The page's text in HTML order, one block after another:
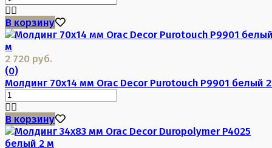
В корзину
2 720 руб.
(0)
Молдинг 70х14 мм Orac Decor Purotouch P9901 белый
В корзину